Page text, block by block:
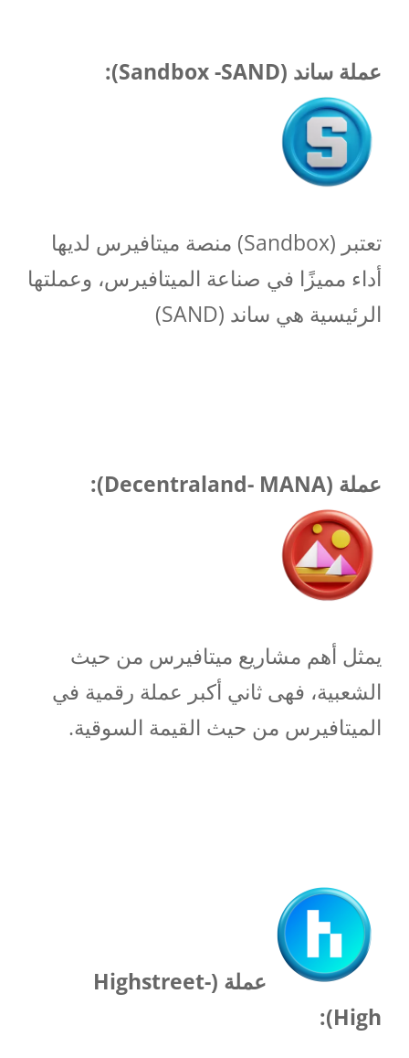
عملة ساند (Sandbox -SAND):
تعتبر (Sandbox) منصة ميتافيرس لديها
أداء مميزًا في صناعة الميتافيرس، وعملتها
الرئيسية هي ساند (SAND)
عملة (Decentraland- MANA ):
يمثل أهم مشاريع ميتافيرس من حيث
الشعبية، فهى ثاني أكبر عملة رقمية في
الميتافيرس من حيث القيمة السوقية.
عملة (Highstreet-
High):